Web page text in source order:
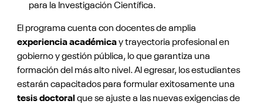
para la Investigación Científica.
El programa cuenta con docentes de amplia
experiencia académicay trayectoria profesional en
gobierno y gestión pública, lo que garantiza una
formación del más alto nivel. Al egresar, los estudiantes
estarán capacitados para formular exitosamente una
tesis doctoral que se ajuste a las nuevas exigencias de